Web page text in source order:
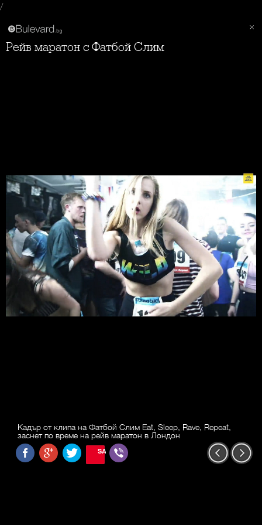
/
Рейв маратон с Фатбой Слим
Кадър от клипа на Фатбой Слим Eat, Sleep, Rave, Repeat,
заснет по време на рейв маратон в Лондон
SAVE